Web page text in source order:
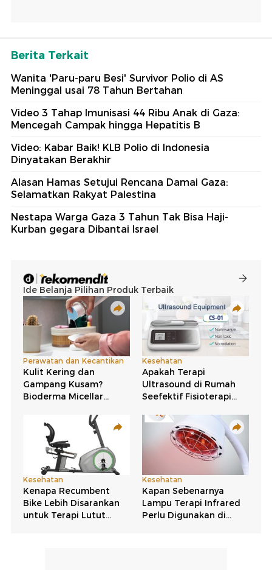
Berita Terkait
Wanita 'Paru-paru Besi' Survivor Polio di AS
Meninggal usai 78 Tahun Bertahan
Video 3 Tahap Imunisasi 44 Ribu Anak di Gaza:
Mencegah Campak hingga Hepatitis B
Video: Kabar Baik! KLB Polio di Indonesia
Dinyatakan Berakhir
Alasan Hamas Setujui Rencana Damai Gaza:
Selamatkan Rakyat Palestina
Nestapa Warga Gaza 3 Tahun Tak Bisa Haji-
Kurban gegara Dibantai Israel